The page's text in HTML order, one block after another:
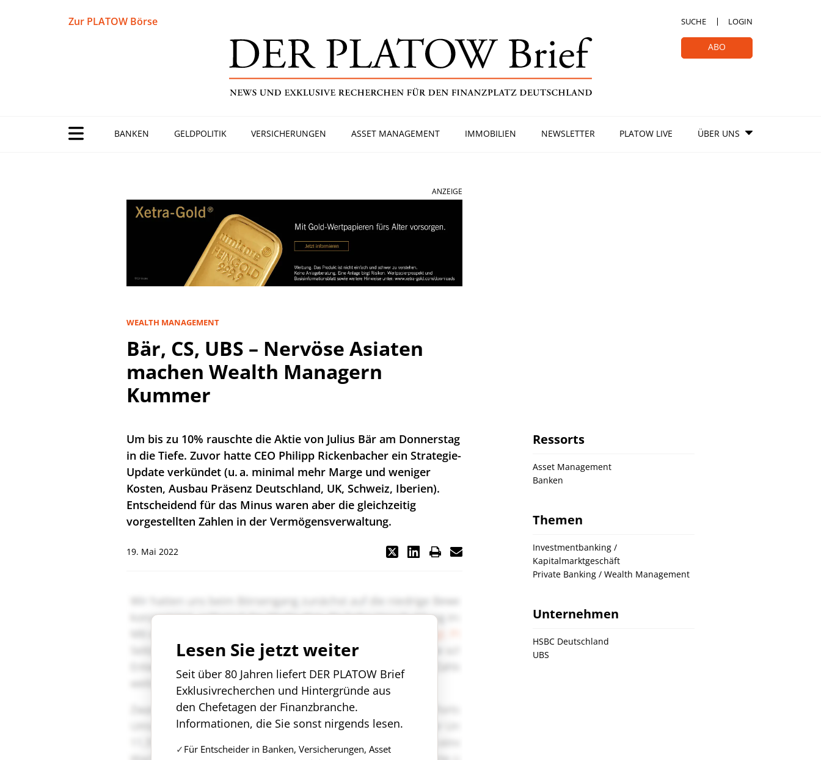
Zur PLATOW Börse SUCHE LOGIN
ABO
BANKEN GELDPOLITIK VERSICHERUNGEN ASSET MANAGEMENT IMMOBILIEN NEWSLETTER PLATOW LIVE ÜBER UNS
ANZEIGE
WEALTH MANAGEMENT
Bär, CS, UBS – Nervöse Asiaten
machen Wealth Managern
Kummer
Um bis zu 10% rauschte die Aktie von Julius Bär am Donnerstag
in die Tiefe. Zuvor hatte CEO Philipp Rickenbacher ein Strategie-
Update verkündet (u. a. minimal mehr Marge und weniger
Kosten, Ausbau Präsenz Deutschland, UK, Schweiz, Iberien).
Entscheidend für das Minus waren aber die gleichzeitig
vorgestellten Zahlen in der Vermögensverwaltung.
19. Mai 2022
Lesen Sie jetzt weiter
Seit über 80 Jahren liefert DER PLATOW Brief
Exklusivrecherchen und Hintergründe aus
den Chefetagen der Finanzbranche.
Informationen, die Sie sonst nirgends lesen.
Für Entscheider in Banken, Versicherungen, Asset
Ressorts
Asset Management
Banken
Themen
Investmentbanking /
Kapitalmarktgeschäft
Private Banking / Wealth Management
Unternehmen
HSBC Deutschland
UBS